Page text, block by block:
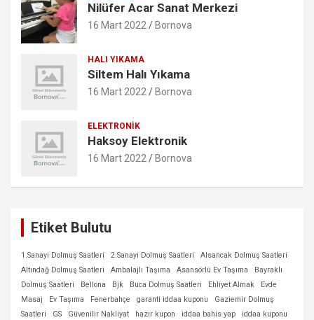
Nilüfer Acar Sanat Merkezi
16 Mart 2022 Bornova
HALI YIKAMA
Siltem Halı Yıkama
16 Mart 2022 Bornova
ELEKTRONIK
Haksoy Elektronik
16 Mart 2022 Bornova
Etiket Bulutu
1.Sanayi Dolmuş Saatleri 2.Sanayi Dolmuş Saatleri
Alsancak Dolmuş Saatleri
Altındağ Dolmuş Saatleri
Ambalajlı Taşıma Asansörlü Ev Taşıma
Bayraklı
Dolmuş Saatleri
Bellona Bjk Buca Dolmuş Saatleri Ehliyet Almak
Evde
Masaj
Ev Taşıma Fenerbahçe garanti iddaa kuponu
Gaziemir Dolmuş
Saatleri
GS Güvenilir Nakliyat hazır kupon iddaa bahis yap
iddaa kuponu